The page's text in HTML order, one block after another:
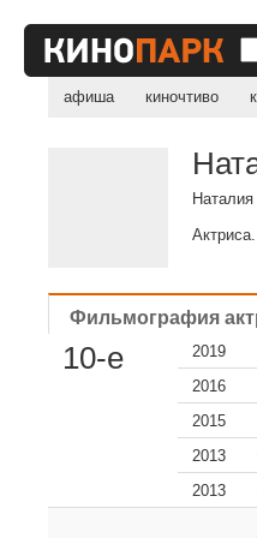
афиша киночтиво
Актриса.
Фильмография
10-е 2019
2016
2015
2013
2013
Наталия Денисенко
,